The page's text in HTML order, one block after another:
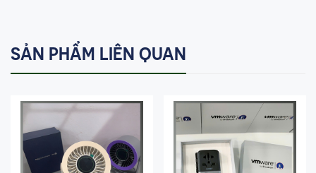
SẢN PHẨM LIÊN QUAN